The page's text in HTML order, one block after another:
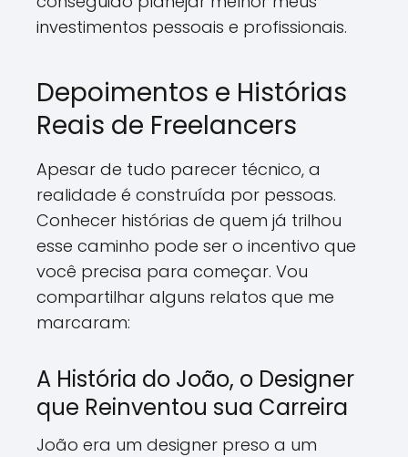
investimentos pessoais e profissionais.
Depoimentos e Histórias
Reais de Freelancers
Apesar de tudo parecer técnico, a
realidade é construída por pessoas.
Conhecer histórias de quem já trilhou
esse caminho pode ser o incentivo que
você precisa para começar. Vou
compartilhar alguns relatos que me
marcaram:
A História do João, o Designer
que Reinventou sua Carreira
João era um designer preso a um